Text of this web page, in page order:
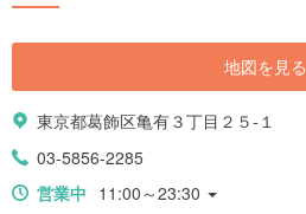
地図を見る
東京都葛飾区亀有３丁目２５-１
03-5856-2285
営業中 11:00～23:30